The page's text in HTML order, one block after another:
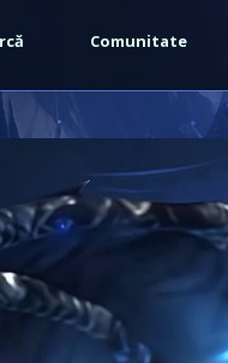
parameters, 1 given in
Comunitate